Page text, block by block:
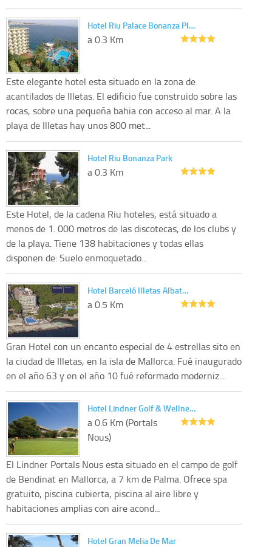
Hotel Riu Palace Bonanza Pl…
a 0.3 Km
Este elegante hotel esta situado en la zona de
acantilados de Illetas. El edificio fue construido sobre las
rocas, sobre una pequeña bahia con acceso al mar. A la
playa de Illetas hay unos 800 met...
Hotel Riu Bonanza Park
a 0.3 Km
Este Hotel, de la cadena Riu hoteles, está situado a
menos de 1. 000 metros de las discotecas, de los clubs y
de la playa. Tiene 138 habitaciones y todas ellas
disponen de: Suelo enmoquetado...
Hotel Barceló Illetas Albat…
a 0.5 Km
Gran Hotel con un encanto especial de 4 estrellas sito en
la ciudad de Illetas, en la isla de Mallorca. Fué inaugurado
en el año 63 y en el año 10 fué reformado moderniz...
Hotel Lindner Golf & Wellne…
a 0.6 Km (Portals
Nous)
El Lindner Portals Nous esta situado en el campo de golf
de Bendinat en Mallorca, a 7 km de Palma. Ofrece spa
gratuito, piscina cubierta, piscina al aire libre y
habitaciones amplias con aire acond...
Hotel Gran Melia De Mar